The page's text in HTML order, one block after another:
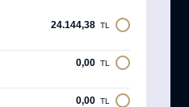
24.144,38 TL
0,00 TL
0,00 TL